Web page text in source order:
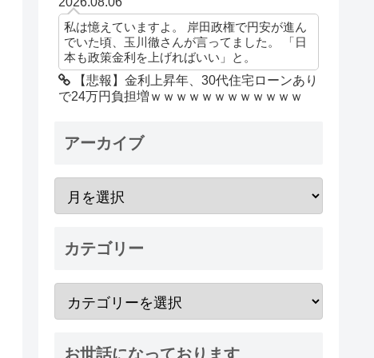
私は憶えていますよ。 岸田政権で円安が進ん
でいた頃、玉川徹さんが言ってました。 「日
本も政策金利を上げればいい」と。
【悲報】金利上昇年、30代住宅ローンあり
で24万円負担増ｗｗｗｗｗｗｗｗｗｗｗｗ
アーカイブ
カテゴリー
お世話になっております